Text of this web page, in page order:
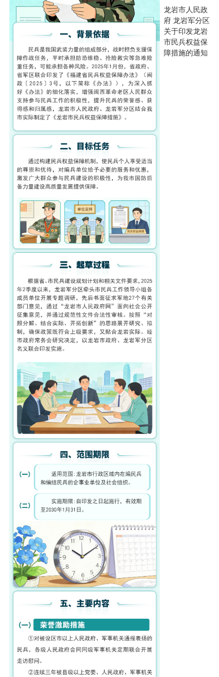
龙岩市人民政
府 龙岩军分区
关于印发龙岩
市民兵权益保
障措施的通知